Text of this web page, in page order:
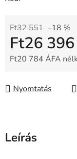
Ft32 551 –18 %
Ft26
Ft20 784 ÁFA
Nyomtatás
Leírás